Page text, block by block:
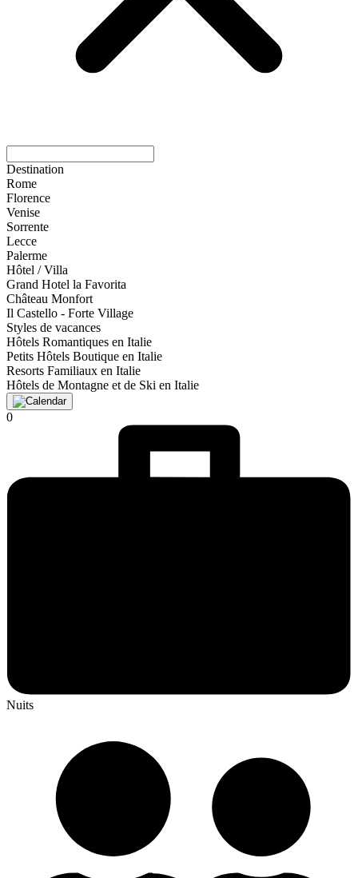
Destination
Rome
Florence
Venise
Sorrente
Lecce
Palerme
Hôtel / Villa
Grand Hotel la Favorita
Château Monfort
Il Castello - Forte Village
Styles de vacances
Hôtels Romantiques en Italie
Petits Hôtels Boutique en Italie
Resorts Familiaux en Italie
Hôtels de Montagne et de Ski en Italie
0
Nuits